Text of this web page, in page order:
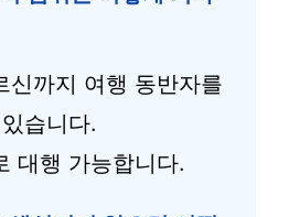
신까지 여행 동반자를
습니다.
대행 가능합니다.